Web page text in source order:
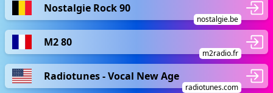
Nostalgie Rock 90
nostalgie.be
M2 80
m2radio.fr
Radiotunes - Vocal New Age
radiotunes.com